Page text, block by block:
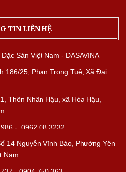
TIN LIÊN HỆ
Sản Việt Nam - DASAVINA
186/25, Phan Trọng Tuệ, Xã Đại
Thôn Nhân Hậu, xã Hòa Hậu,
- 0962.08.3232
14 Nguyễn Vĩnh Bảo, Phường Yên
Nam